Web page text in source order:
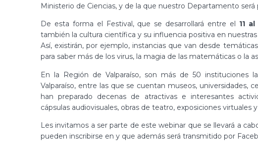
Ministerio de Ciencias, y de la que nuestro Departamento
De esta forma el Festival, que se desarrollará entre el 11
también la cultura científica y su influencia positiva en
Así, existirán, por ejemplo, instancias que van desde
para saber más de los virus, la magia de las matemáticas o la
En la Región de Valparaíso, son más de 50 instituciones
Valparaíso, entre las que se cuentan museos, universidades,
han preparado decenas de atractivas e interesantes
cápsulas audiovisuales, obras de teatro, exposiciones virtuales
Les invitamos a ser parte de este webinar que se llevará a
pueden inscribirse en y que además será transmitido por